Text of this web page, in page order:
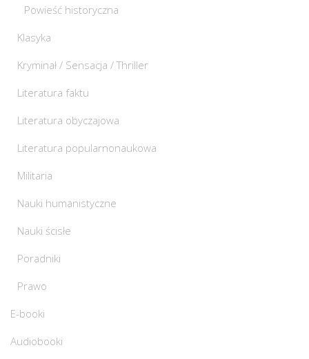
Powieść historyczna
Klasyka
Kryminał / Sensacja / Thriller
Literatura faktu
Literatura obyczajowa
Literatura popularnonaukowa
Militaria
Nauki humanistyczne
Nauki ścisłe
Poradniki
Prawo
E-booki
Audiobooki